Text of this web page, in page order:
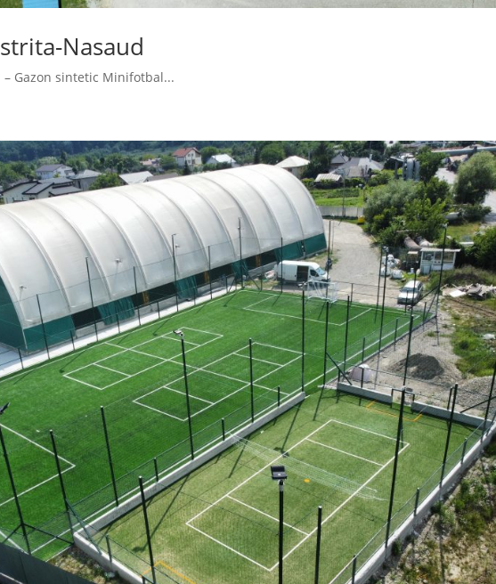
Nasaud
Gazon sintetic Minifotbal...